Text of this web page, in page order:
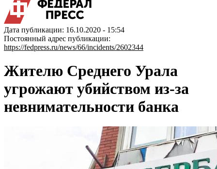
Дата публикации: 16.10.2020 - 15:54
Постоянный адрес публикации:
https://fedpress.ru/news/66/incidents/2602344
Жителю Среднего Урала
угрожают убийством из-за
невнимательности банка